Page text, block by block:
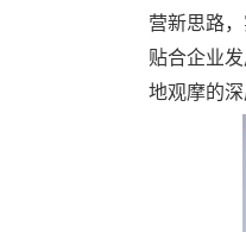
营新思路
贴合企业
地观摩的